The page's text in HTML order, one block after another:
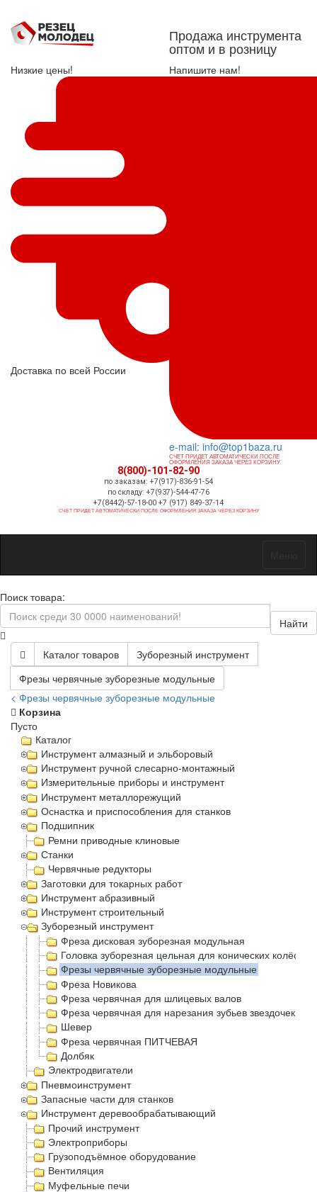
Продажа инструмента
оптом и в розницу
Низкие цены!
Доставка по всей России
Напишите нам!
e-mail: info@top1baza.ru
СЧЕТ ПРИДЕТ АВТОМАТИЧЕСКИ ПОСЛЕ
ОФОРМЛЕНИЯ ЗАКАЗА ЧЕРЕЗ КОРЗИНУ
8(800)-101-82-90
по заказам: +7(917)-836-91-54
по складу: +7(937)-544-47-76
+7(8442)-57-18-00 +7 (917) 849-37-14
СЧЕТ ПРИДЕТ АВТОМАТИЧЕСКИ ПОСЛЕ ОФОРМЛЕНИЯ ЗАКАЗА ЧЕРЕЗ КОРЗИНУ
Поиск товара:
Найти
Каталог товаров
Зуборезный инструмент
Фрезы червячные зуборезные модульные
< Фрезы червячные зуборезные модульные
Корзина
Пусто
Каталог
Инструмент алмазный и эльборовый
Инструмент ручной слесарно-монтажный
Измерительные приборы и инструмент
Инструмент металлорежущий
Оснастка и приспособления для станков
Подшипник
Ремни приводные клиновые
Станки
Червячные редукторы
Заготовки для токарных работ
Инструмент абразивный
Инструмент строительный
Зуборезный инструмент
Фреза дисковая зуборезная модульная
Головка зуборезная цельная для конических колёс
Фрезы червячные зуборезные модульные
Фреза Новикова
Фреза червячная для шлицевых валов
Фреза червячная для нарезания зубьев звездочек
Шевер
Фреза червячная ПИТЧЕВАЯ
Долбяк
Электродвигатели
Пневмоинструмент
Запасные части для станков
Инструмент деревообрабатывающий
Прочий инструмент
Электроприборы
Грузоподъёмное оборудование
Вентиляция
Муфельные печи